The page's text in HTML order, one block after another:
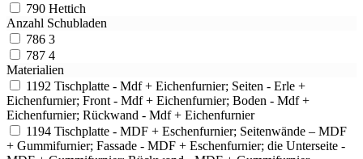
790 Hettich
Anzahl Schubladen
786 3
787 4
Materialien
1192 Tischplatte - Mdf + Eichenfurnier; Seiten - Erle +
Eichenfurnier; Front - Mdf + Eichenfurnier; Boden - Mdf +
Eichenfurnier; Rückwand - Mdf + Eichenfurnier
1194 Tischplatte - MDF + Eschenfurnier; Seitenwände – MDF
+ Gummifurnier; Fassade - MDF + Eschenfurnier; die Unterseite -